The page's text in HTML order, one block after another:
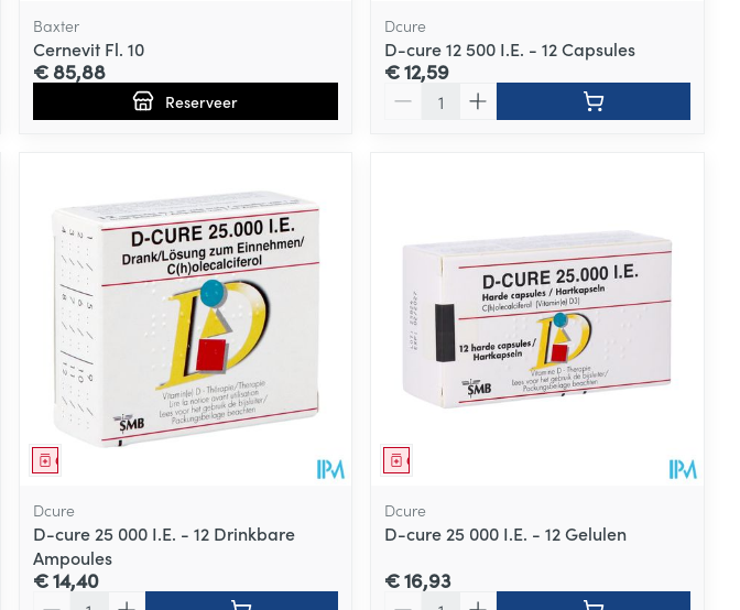
Baxter
Cernevit Fl. 10
€ 85,88
Reserveer
Dcure
D-cure 12 500 I.E. - 12 Capsules
€ 12,59
Geneesmiddel
Dcure
D-cure 25 000 I.E. - 12 Drinkbare
Ampoules
€ 14,40
Geneesmiddel
Dcure
D-cure 25 000 I.E. - 12 Gelulen
€ 16,93